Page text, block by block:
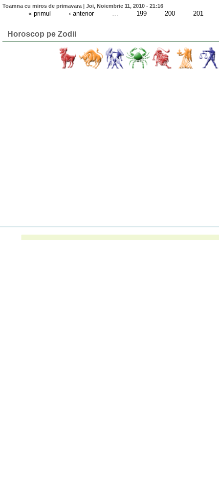
Toamna cu miros de primavara | Joi, Noiembrie 11, 2010 - 21:16
« primul ‹ anterior … 199 200 201
Horoscop pe Zodii